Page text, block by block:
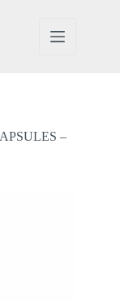
–